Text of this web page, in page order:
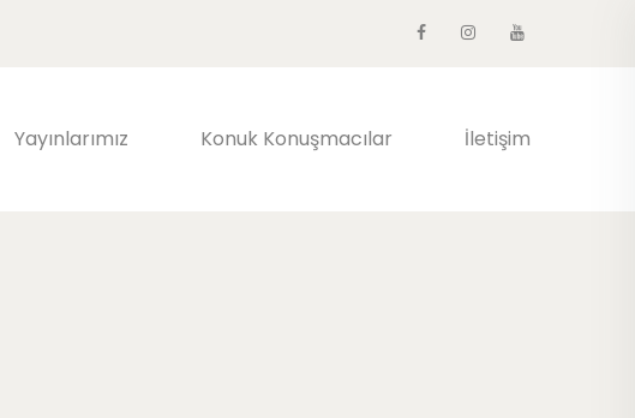
Yayınlarımız Konuk Konuşmacılar İletişim